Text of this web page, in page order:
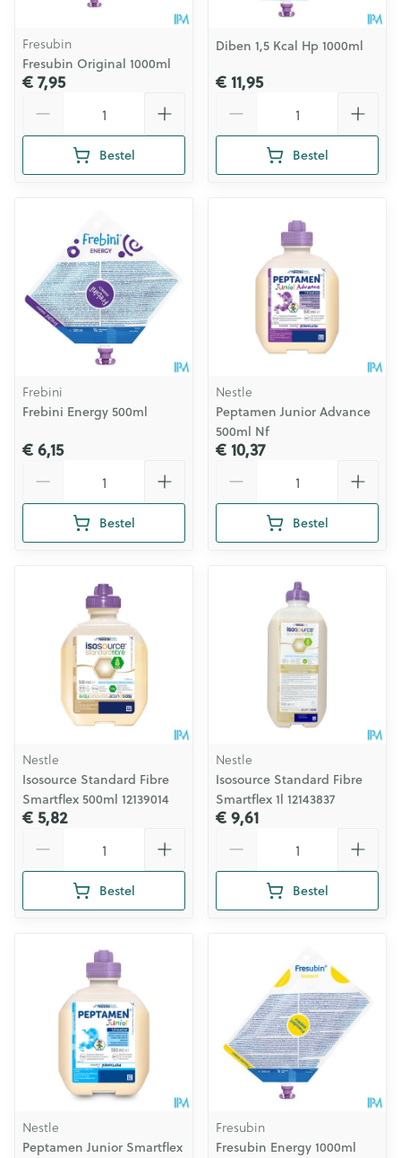
Fresubin
Fresubin Original 1000ml
€ 7,95
Bestel
Diben 1,5 Kcal Hp 1000ml
€ 11,95
Bestel
Frebini
Frebini Energy 500ml
€ 6,15
Bestel
Nestle
Peptamen Junior Advance
500ml Nf
€ 10,37
Bestel
Nestle
Isosource Standard Fibre
Smartflex 500ml 12139014
€ 5,82
Bestel
Nestle
Isosource Standard Fibre
Smartflex 1l 12143837
€ 9,61
Bestel
Nestle
Peptamen Junior Smartflex
Fresubin
Fresubin Energy 1000ml